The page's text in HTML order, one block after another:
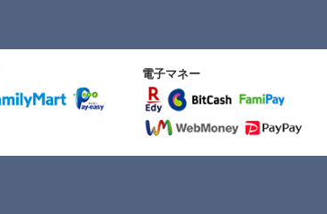
電子マネー